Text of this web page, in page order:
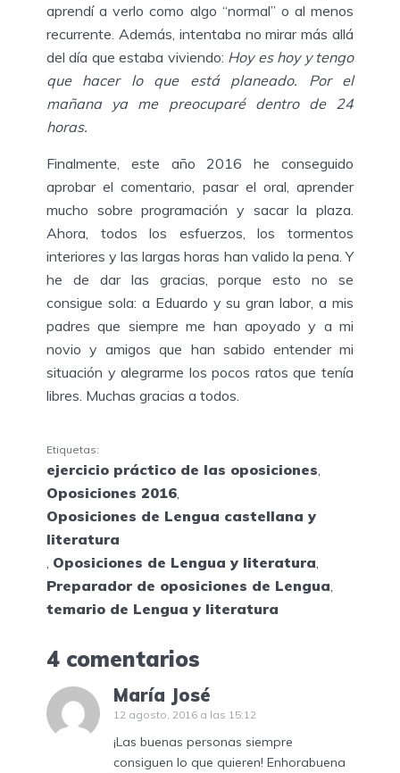
aprendí a verlo como algo “normal” o al menos
recurrente. Además, intentaba no mirar más allá
del día que estaba viviendo: Hoy es hoy y tengo
que hacer lo que está planeado. Por el
mañana ya me preocuparé dentro de 24
horas.
Finalmente, este año 2016 he conseguido
aprobar el comentario, pasar el oral, aprender
mucho sobre programación y sacar la plaza.
Ahora, todos los esfuerzos, los tormentos
interiores y las largas horas han valido la pena. Y
he de dar las gracias, porque esto no se
consigue sola: a Eduardo y su gran labor, a mis
padres que siempre me han apoyado y a mi
novio y amigos que han sabido entender mi
situación y alegrarme los pocos ratos que tenía
libres. Muchas gracias a todos.
Etiquetas:
ejercicio práctico de las oposiciones
Oposiciones 2016
Oposiciones de Lengua castellana y
literatura
Oposiciones de Lengua y literatura
Preparador de oposiciones de Lengua
temario de Lengua y literatura
4 comentarios
María José
12 agosto, 2016 a las 15:12
¡Las buenas personas siempre
consiguen lo que quieren! Enhorabuena